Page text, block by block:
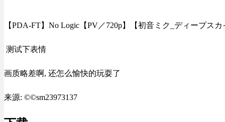
【PDA-FT】No Logic【PV／720p】【初音ミク_ディープスカ
测试下表情
画质略差啊, 还怎么愉快的玩耍了
来源: ©©sm23973137